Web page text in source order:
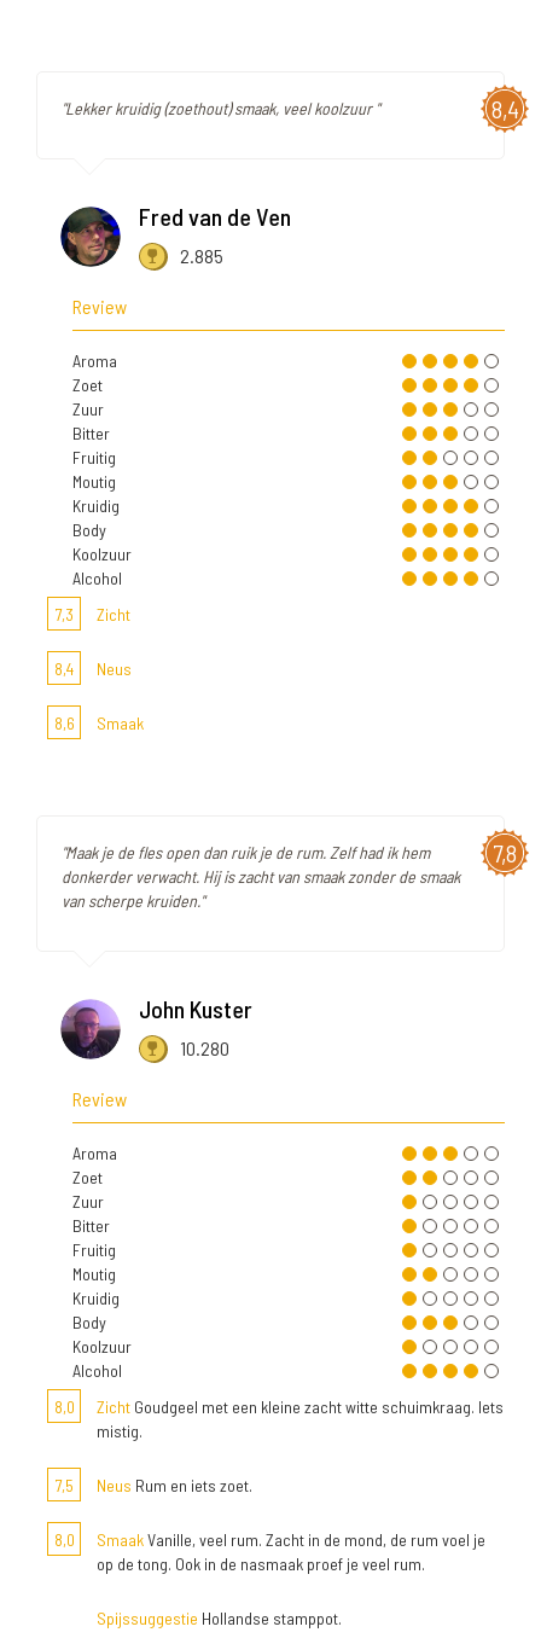
8,4
"Lekker kruidig (zoethout) smaak, veel koolzuur "
Fred van de Ven
2.885
Review
Aroma
Zoet
Zuur
Bitter
Fruitig
Moutig
Kruidig
Body
Koolzuur
Alcohol
7,3
Zicht
8,4 Neus
8,6 Smaak
7,8
"Maak je de fles open dan ruik je de rum. Zelf had ik hem
donkerder verwacht. Hij is zacht van smaak zonder de smaak
van scherpe kruiden."
John Kuster
10.280
Review
Aroma
Zoet
Zuur
Bitter
Fruitig
Moutig
Kruidig
Body
Koolzuur
Alcohol
8,0
Zicht Goudgeel met een kleine zacht witte schuimkraag. Iets
mistig.
7,5 Neus Rum en iets zoet.
8,0 SmaakVanille, veel rum. Zacht in de mond, de rum voel je
op de tong. Ook in de nasmaak proef je veel rum.
Spijssuggestie Hollandse stamppot.